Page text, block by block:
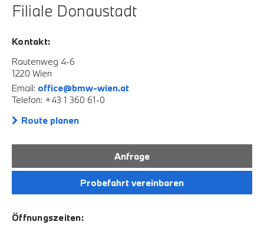
Filiale Donaustadt
Kontakt:
Rautenweg 4-6
1220 Wien
Email: office@bmw-wien.at
Telefon: +43 1 360 61-0
Route planen
Anfrage
Probefahrt vereinbaren
Öffnungszeiten: